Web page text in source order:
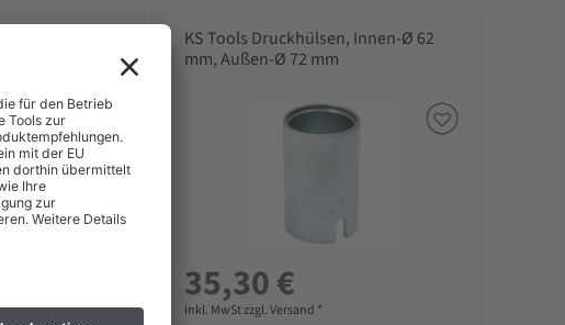
KS Tools Druckhülsen, Innen-Ø 62
mm, Außen-Ø 72 mm
35,30 €
inkl. MwSt zzgl. Versand *